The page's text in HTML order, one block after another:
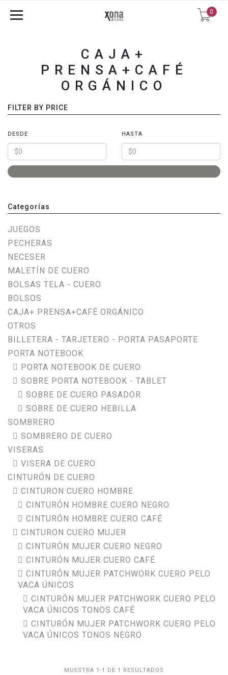
0
CAJA+
PRENSA+CAFÉ
ORGÁNICO
FILTER BY PRICE
DESDE HASTA
Categorías
JUEGOS
PECHERAS
NECESER
MALETÍN DE CUERO
BOLSAS TELA - CUERO
BOLSOS
CAJA+ PRENSA+CAFÉ ORGÁNICO
OTROS
BILLETERA - TARJETERO - PORTA PASAPORTE
PORTA NOTEBOOK
PORTA NOTEBOOK DE CUERO
SOBRE PORTA NOTEBOOK - TABLET
SOBRE DE CUERO PASADOR
SOBRE DE CUERO HEBILLA
SOMBRERO
SOMBRERO DE CUERO
VISERAS
VISERA DE CUERO
CINTURÓN DE CUERO
CINTURON CUERO HOMBRE
CINTURÓN HOMBRE CUERO NEGRO
CINTURÓN HOMBRE CUERO CAFÉ
CINTURON CUERO MUJER
CINTURÓN MUJER CUERO NEGRO
CINTURÓN MUJER CUERO CAFÉ
CINTURÓN MUJER PATCHWORK CUERO PELO
VACA ÚNICOS
CINTURÓN MUJER PATCHWORK CUERO PELO
VACA ÚNICOS TONOS CAFÉ
CINTURÓN MUJER PATCHWORK CUERO PELO
VACA ÚNICOS TONOS NEGRO
MUESTRA 1-1 DE 1 RESULTADOS